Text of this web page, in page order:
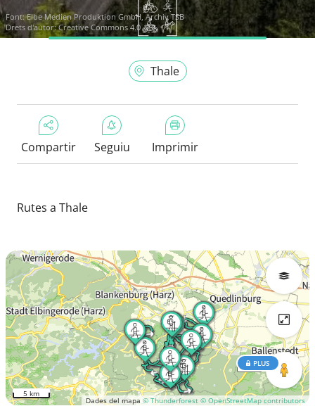
Font:Elbe Medien Produktion GmbH, Archiv TSB
Drets d'autor: Creative Commons 4.0
Thale
Compartir Seguiu Imprimir
Rutes a Thale
Dades del mapa © Thunderforest © OpenStreetMap contributors
PLUS
5 km